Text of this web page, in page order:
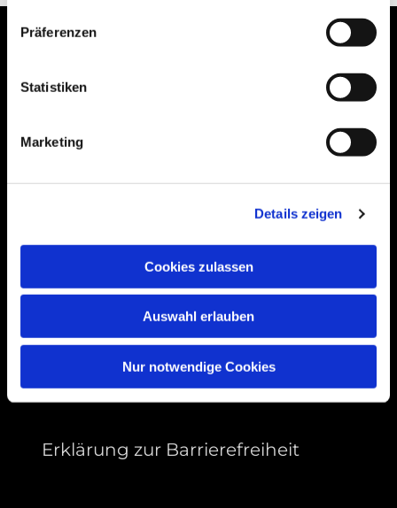
Präferenzen
Statistiken
Marketing
Details zeigen
Cookies zulassen
Auswahl erlauben
Nur notwendige Cookies
Bitte akzeptieren Sie Marketing-Cookies,
Accept cookies
Erklärung zur Barrierefreiheit